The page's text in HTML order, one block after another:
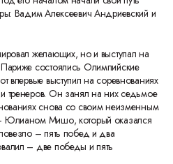
Вадим Алексеевич Андриевский и
желающих, но и выступал на
состоялись Олимпийские
впервые выступил на соревнованиях
тренеров. Он занял на них седьмое
снова со своим неизменным
Юлианом Мишо, который оказался
– пять побед и два
– две победы и пять